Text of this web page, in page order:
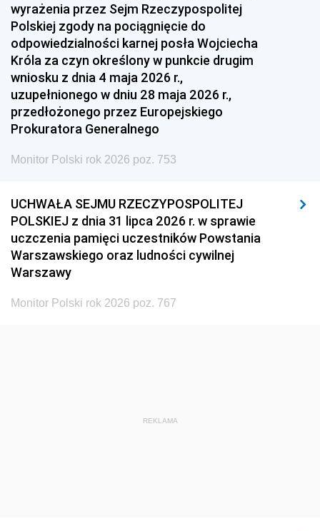
1951 1950 1949
1948 1947
1939 1938 1937
1936 1930
wyrażenia przez Sejm Rzeczypospolitej
Polskiej zgody na pociągnięcie do
odpowiedzialności karnej posła Wojciecha
Króla za czyn określony w punkcie drugim
wniosku z dnia 4 maja 2026 r.,
uzupełnionego w dniu 28 maja 2026 r.,
przedłożonego przez Europejskiego
Prokuratora Generalnego
Monitor Polski rok 2026 poz. 753
UCHWAŁA SEJMU RZECZYPOSPOLITEJ
POLSKIEJ z dnia 31 lipca 2026 r. w sprawie
uczczenia pamięci uczestników Powstania
Warszawskiego oraz ludności cywilnej
Warszawy
Monitor Polski rok 2026 poz. 767
REKLAMA